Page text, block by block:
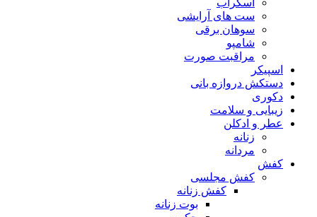
ست های آرایشی
سوهان برقی
شامپو
مراقبت صورت
اسپیکر
دستکش دروازه بانی
دکوری
زیبایی و سلامت
عطر و ادکلن
زنانه
مردانه
کفش
کفش مجلسی
کفش زنانه
بوت زنانه